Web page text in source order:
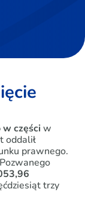
częściw
oddalił
prawnego.
trzy